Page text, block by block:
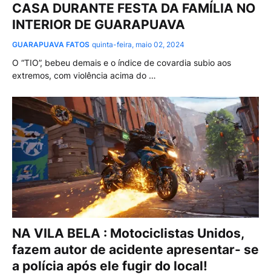
CASA DURANTE FESTA DA FAMÍLIA NO
INTERIOR DE GUARAPUAVA
GUARAPUAVA FATOS quinta-feira, maio 02, 2024
O “TIO”, bebeu demais e o índice de covardia subio aos
extremos, com violência acima do …
NA VILA BELA : Motociclistas Unidos,
fazem autor de acidente apresentar- se
a polícia após ele fugir do local!